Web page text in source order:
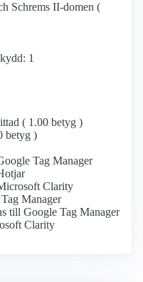
Schrems II-domen (
1
( 1.00 betyg )
betyg )
Tag Manager
Clarity
Manager
till Google Tag Manager
Clarity